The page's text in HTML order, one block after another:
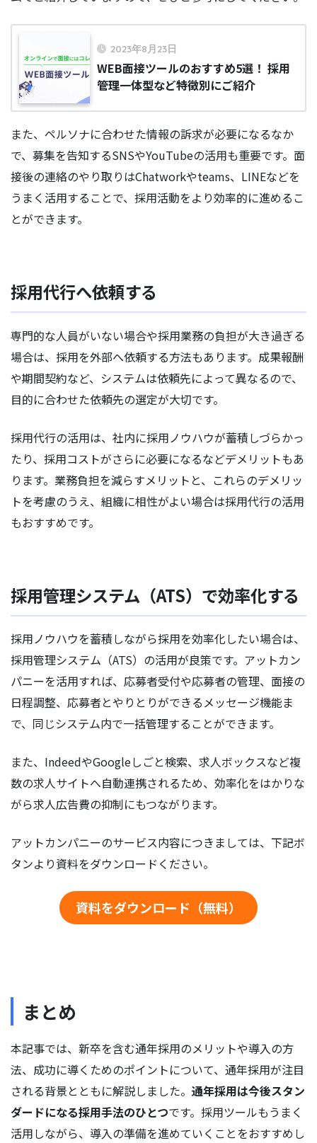
2023年8月23日
WEB面接ツールのおすすめ5選！ 採用
管理一体型など特徴別にご紹介
また、ペルソナに合わせた情報の訴求が必要になるなか
で、募集を告知するSNSやYouTubeの活用も重要です。面
接後の連絡のやり取りはChatworkやteams、LINEなどを
うまく活用することで、採用活動をより効率的に進めるこ
とができます。
採用代行へ依頼する
専門的な人員がいない場合や採用業務の負担が大き過ぎる
場合は、採用を外部へ依頼する方法もあります。成果報酬
や期間契約など、システムは依頼先によって異なるので、
目的に合わせた依頼先の選定が大切です。
採用代行の活用は、社内に採用ノウハウが蓄積しづらかっ
たり、採用コストがさらに必要になるなどデメリットもあ
ります。業務負担を減らすメリットと、これらのデメリッ
トを考慮のうえ、組織に相性がよい場合は採用代行の活用
もおすすめです。
採用管理システム（ATS）で効率化する
採用ノウハウを蓄積しながら採用を効率化したい場合は、
採用管理システム（ATS）の活用が良策です。アットカン
パニーを活用すれば、応募者受付や応募者の管理、面接の
日程調整、応募者とやりとりができるメッセージ機能ま
で、同じシステム内で一括管理することができます。
また、IndeedやGoogleしごと検索、求人ボックスなど複
数の求人サイトへ自動連携されるため、効率化をはかりな
がら求人広告費の抑制にもつながります。
アットカンパニーのサービス内容につきましては、下記ボ
タンより資料をダウンロードください。
資料をダウンロード（無料）
まとめ
本記事では、新卒を含む通年採用のメリットや導入の方
法、成功に導くためのポイントについて、通年採用が注目
される背景とともに解説しました。 通年採用は今後スタン
ダードになる採用手法のひとつです。採用ツールもうまく
活用しながら、導入の準備を進めていくことをおすすめし